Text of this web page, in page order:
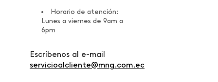
Horario de atención:
Lunes a viernes de 9am a
6pm
Escríbenos al e-mail
servicioalcliente@mng.com.ec